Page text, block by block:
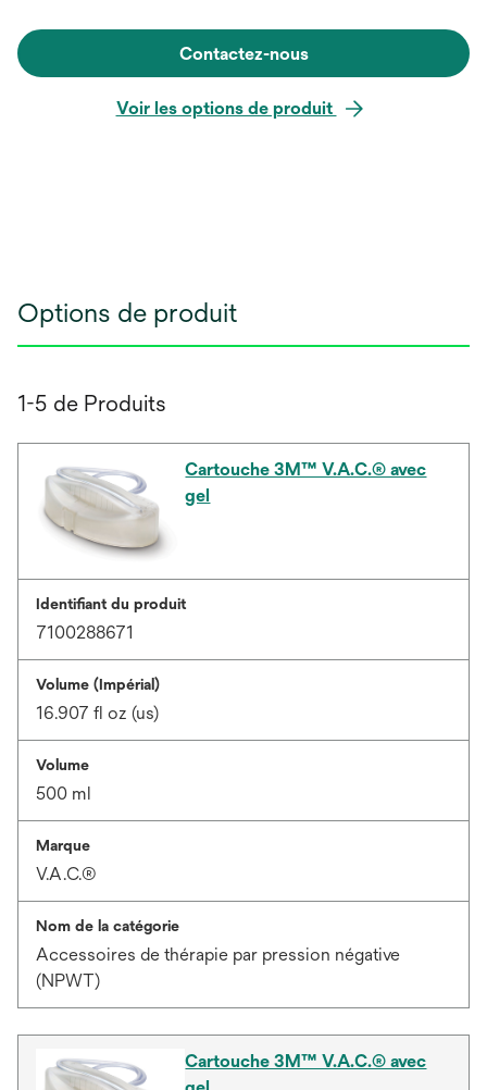
Contactez-nous
Voir les options de produit
Options de produit
1-5 de Produits
Cartouche 3M™ V.A.C.® avec
gel
Identifiant du produit
7100288671
Volume (Impérial)
16.907 fl oz (us)
Volume
500 ml
Marque
V.A.C.®
Nom de la catégorie
Accessoires de thérapie par pression négative
(NPWT)
Cartouche 3M™ V.A.C.® avec